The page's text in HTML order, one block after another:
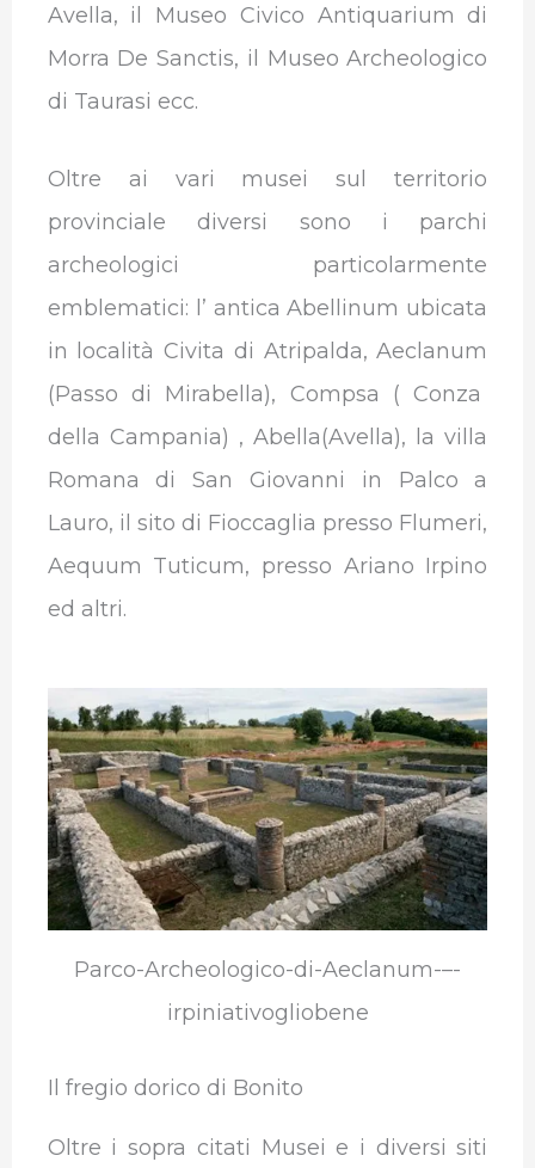
Avella, il Museo Civico Antiquarium di
Morra De Sanctis, il Museo Archeologico
di Taurasi ecc.
Oltre ai vari musei sul territorio
provinciale diversi sono i parchi
archeologici particolarmente
emblematici: l’ antica Abellinum ubicata
in località Civita di Atripalda, Aeclanum
(Passo di Mirabella), Compsa ( Conza
della Campania) , Abella(Avella), la villa
Romana di San Giovanni in Palco a
Lauro, il sito di Fioccaglia presso Flumeri,
Aequum Tuticum, presso Ariano Irpino
ed altri.
Parco-Archeologico-di-Aeclanum-–-
irpiniativogliobene
Il fregio dorico di Bonito
Oltre i sopra citati Musei e i diversi siti